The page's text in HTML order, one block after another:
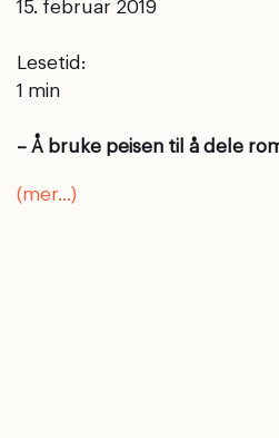
15. februar 2019
Lesetid:
– Å bruke peisen til å dele
(mer…)